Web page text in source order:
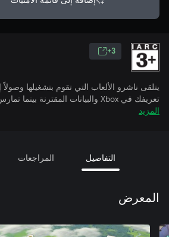
3+
يتلقى ناشرو الألعاب التي تقوم بتشغيلها
تعريفك في Xbox والبيانات المقترنة بينما تمارس الألعاب.
المزيد
التفاصيل المراجعات
المعرض